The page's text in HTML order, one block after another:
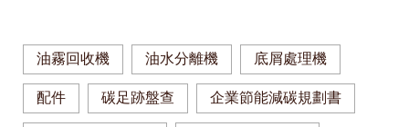
油霧回收機 油水分離機 底屑處理機
配件 碳足跡盤查 企業節能減碳規劃書